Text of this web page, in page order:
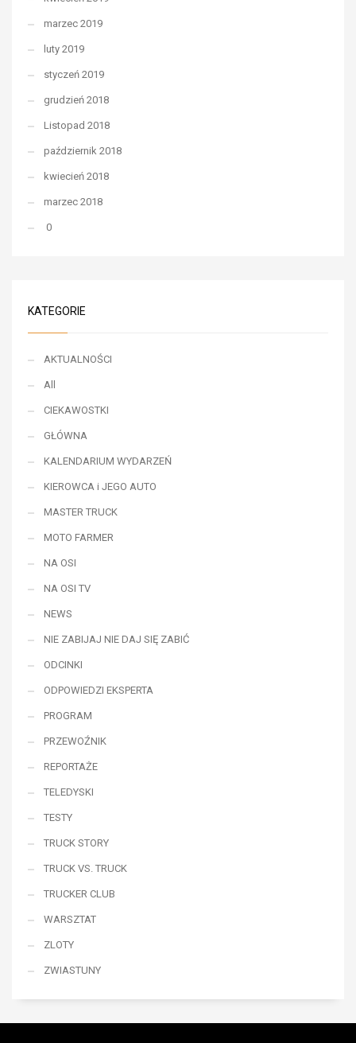
marzec 2019
luty 2019
styczeń 2019
grudzień 2018
Listopad 2018
październik 2018
kwiecień 2018
marzec 2018
0
KATEGORIE
AKTUALNOŚCI
All
CIEKAWOSTKI
GŁÓWNA
KALENDARIUM WYDARZEŃ
KIEROWCA i JEGO AUTO
MASTER TRUCK
MOTO FARMER
NA OSI
NA OSI TV
NEWS
NIE ZABIJAJ NIE DAJ SIĘ ZABIĆ
ODCINKI
ODPOWIEDZI EKSPERTA
PROGRAM
PRZEWOŹNIK
REPORTAŻE
TELEDYSKI
TESTY
TRUCK STORY
TRUCK VS. TRUCK
TRUCKER CLUB
WARSZTAT
ZLOTY
ZWIASTUNY